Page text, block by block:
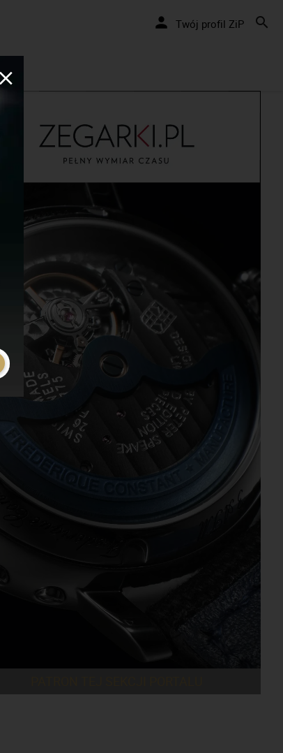
Twój profil ZiP